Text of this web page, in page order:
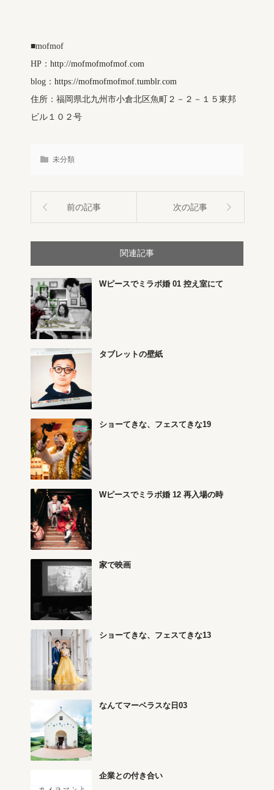
■mofmof
HP： http://mofmofmofmof.com
blog： https://mofmofmofmof.tumblr.com
住所：福岡県北九州市小倉北区魚町２－２－１５東邦
ビル１０２号
未分類
前の記事 次の記事
関連記事
Wピースでミラボ婚 01 控え室にて
タブレットの壁紙
ショーてきな、フェスてきな19
Wピースでミラボ婚 12 再入場の時
家で映画
ショーてきな、フェスてきな13
なんてマーベラスな日03
企業との付き合い